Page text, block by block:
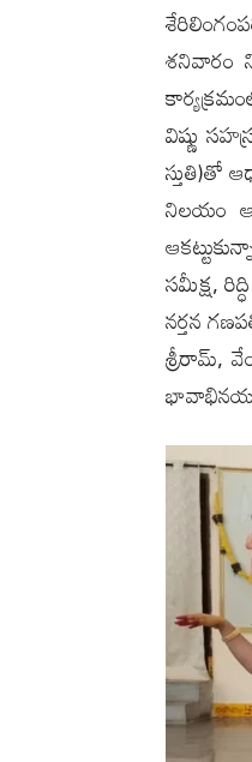
శనివారం
విష్ణు
స్తుతి)తో
నిలయం
సమీక్ష,
నర్తన
శ్రీరామ్,
భావాభినయ